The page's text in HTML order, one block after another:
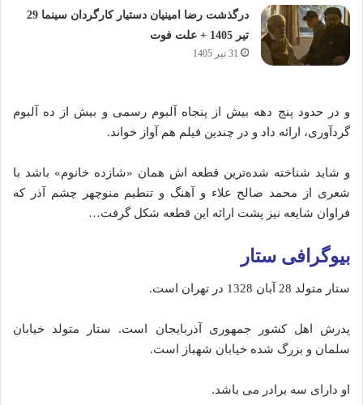
درگذشت رضا امینیان دستیار کارگردان سینما 29
تیر 1405 + علت فوت
31 تیر 1405
و در حدود پنج دهه بیش از پنجاه آلبوم رسمی و بیش از ده آلبوم
گردآوری، ارائه داد و در چندین فیلم هم آواز خواند.
و شاید شناخته شده‌ترین قطعه‌ اش همان «شازده خانوم» باشد با
شعری از محمد صالح‌ علاء و آهنگ و تنطیم منوچهر چشم‌ آذر که
فراوان شایعه نیز پشت ارائه این قطعه شکل گرفت…
بیوگرافی ستار
ستار متولد 28 آبان 1328 در تهران است.
پدرش اهل کشور جمهوری آذربایجان است. ستار متولد خیابان
سلمان و بزرگ شده خیابان شهباز است.
او دارای سه برادر می باشد.